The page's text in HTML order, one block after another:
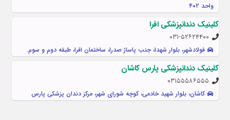
واحد ۴۰۲
کلینیک دندانپزشکی افرا
۰۳۱-۵۲۶۲۴۴۰۰
فولادشهر، بلوار شهدا، جنب پاساژ صدرا، ساختمان افرا، طبقه دوم و سوم.
کلینیک دندانپزشکی پارس کاشان
۰۳۱۵۵۵۸۶۵۵۵
کاشان، بلوار شهید خادمی، کوچه شورای شهر، مرکز دندان پزشکی پارس